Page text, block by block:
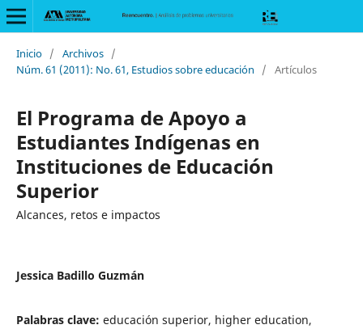
Inicio / Archivos /
Núm. 61 (2011): No. 61, Estudios sobre educación
/ Artículos
El Programa de Apoyo a
Estudiantes Indígenas en
Instituciones de Educación
Superior
Alcances, retos e impactos
Jessica Badillo Guzmán
Palabras clave: educación superior, higher education,